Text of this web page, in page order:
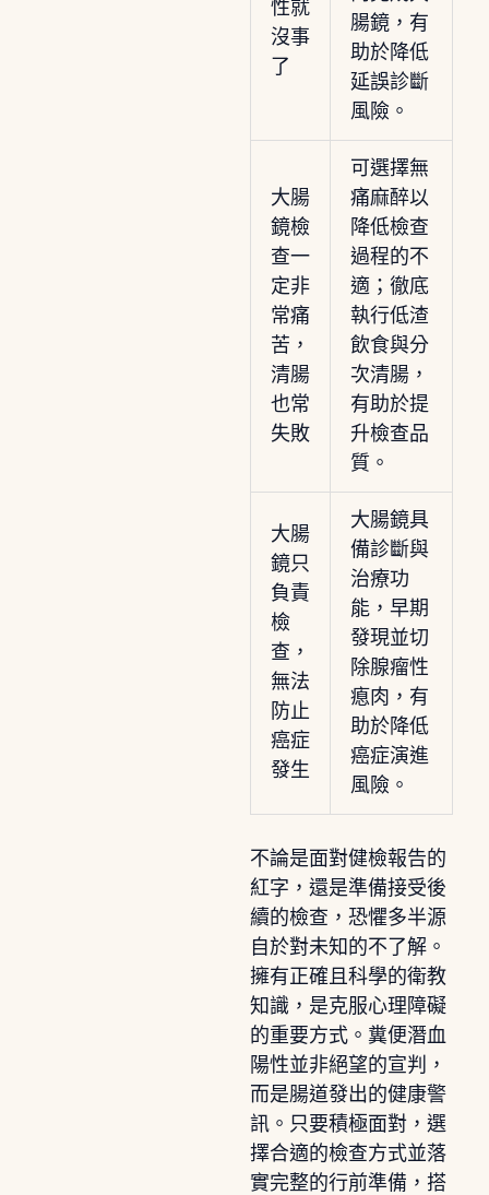
性就
沒事
了
腸鏡，有
助於降低
延誤診斷
風險。
大腸
鏡檢
查一
定非
常痛
苦，
清腸
也常
失敗
可選擇無
痛麻醉以
降低檢查
過程的不
適；徹底
執行低渣
飲食與分
次清腸，
有助於提
升檢查品
質。
大腸
鏡只
負責
檢
查，
無法
防止
癌症
發生
大腸鏡具
備診斷與
治療功
能，早期
發現並切
除腺瘤性
瘜肉，有
助於降低
癌症演進
風險。
不論是面對健檢報告的
紅字，還是準備接受後
續的檢查，恐懼多半源
自於對未知的不了解。
擁有正確且科學的衛教
知識，是克服心理障礙
的重要方式。糞便潛血
陽性並非絕望的宣判，
而是腸道發出的健康警
訊。只要積極面對，選
擇合適的檢查方式並落
實完整的行前準備，搭